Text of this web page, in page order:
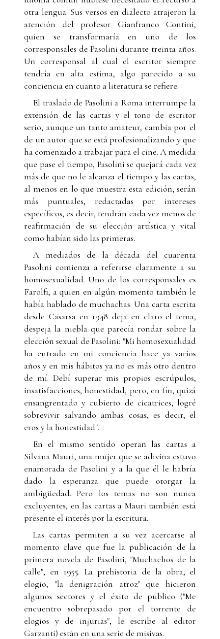
otra lengua. Sus versos en dialecto atrajeron la
atención del profesor Gianfranco Contini,
quien se transformaría en uno de los
corresponsales de Pasolini durante treinta años.
Un corresponsal al cual el escritor siempre
tendría en alta estima, algo parecido a su
conciencia en cuanto a literatura se refiere.
El traslado de Pasolini a Roma interrumpe la
extensión de las cartas y el tono de escritor
serio, aunque un tanto amateur, cambia por el
de un autor que se está profesionalizando y que
ha comenzado a trabajar para el cine. A medida
que pase el tiempo, Pasolini se quejará cada vez
más de que no le alcanza el tiempo y las cartas,
al menos en lo que muestra esta edición, serán
más puntuales, redactadas por intereses
específicos, es decir, tendrán cada vez menos de
reafirmación de su elección artística y vital
como habían sido las primeras.
A mediados de la década del cuarenta
Pasolini comienza a referirse claramente a su
homosexualidad. Uno de los corresponsales es
Farolfi, a quien en algún momento también le
había hablado de muchachas. Una carta escrita
desde Casarsa en 1948 deja en claro el tema,
despeja la niebla que parecía rondar sobre la
elección sexual de Pasolini: "Mi homosexualidad
ha entrado en mi conciencia hace ya varios
años y en mis hábitos ya no es más otro dentro
de mí. Debí superar mis propios escrúpulos,
insatisfacciones, honestidad, pero, en fin, quizá
ensangrentado y cubierto de cicatrices, logré
sobrevivir salvando ambas cosas, es decir, el
eros y la honestidad".
En el mismo sentido operan las cartas a
Silvana Mauri, una mujer que se adivina estuvo
enamorada de Pasolini y a la que él le habría
dado la esperanza que puede otorgar la
ambigüedad. Pero los temas no son nunca
excluyentes, en las cartas a Mauri también está
presente el interés por la escritura.
Las cartas permiten a su vez acercarse al
momento clave que fue la publicación de la
primera novela de Pasolini, "Muchachos de la
calle", en 1955. La prehistoria de la obra, el
elogio, "la denigración atroz" que hicieron
algunos sectores y el éxito de público ("Me
encuentro sobrepasado por el torrente de
elogios y de injurias", le escribe al editor
Garzanti) están en una serie de misivas.